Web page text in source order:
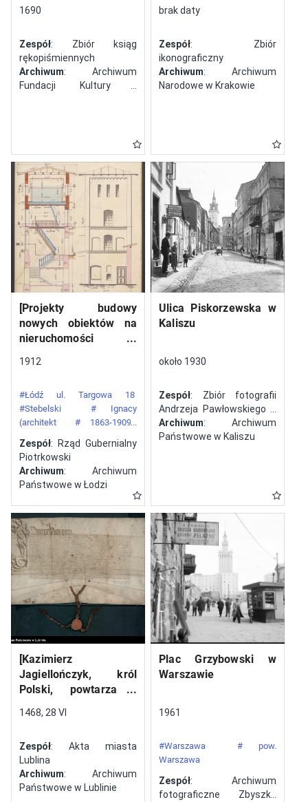
1690
Zespół: Zbiór ksiąg
rękopiśmiennych
Archiwum: Archiwum
Fundacji Kultury i
brak daty
Zespół: Zbiór
ikonograficzny
Archiwum: Archiwum
Narodowe w Krakowie
[Projekty budowy
nowych obiektów na
nieruchomości
numerem 34 przy ulicy
Łodzi]
1912
#Łódź ul. Targowa 18
#Stebelski
# Ignacy
(architekt
# 1863-1909)
Zespół: Rząd Gubernialny
Piotrkowski
Archiwum: Archiwum
Państwowe w Łodzi
Ulica Piskorzewska w
Kaliszu
około 1930
Zespół: Zbiór fotografii
Andrzeja Pawłowskiego z
Kalisza
Archiwum: Archiwum
Państwowe w Kaliszu
[Kazimierz
Jagiellończyk, król
Polski, powtarza i
wystawiony w Lublinie,
Jana ze Szczekocin,
starostę
1468, 28 VI
Zespół: Akta miasta
Lublina
Archiwum: Archiwum
Państwowe w Lublinie
Plac Grzybowski w
Warszawie
1961
#Warszawa
# pow.
Warszawa
Zespół: Archiwum
fotograficzne Zbyszka